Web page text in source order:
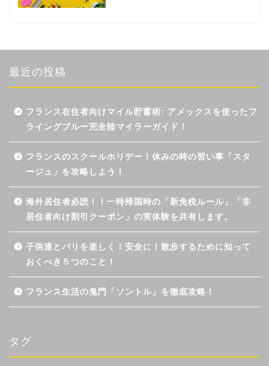
最近の投稿
フランス在住者向けマイル貯蓄術: アメックスを使ったフ
ライングブルー完全陸マイラーガイド！
フランスのスクールホリデー！休みの時の習い事「スタ
ージュ」を攻略しよう！
海外居住者必読！！一時帰国時の「新免税ルール」「非
居住者向け割引クーポン」の実体験を共有します。
子供達とパリを楽しく！安全に！散歩するために知って
おくべき５つのこと！
フランス生活の鬼門「ソントル」を徹底攻略！
タグ